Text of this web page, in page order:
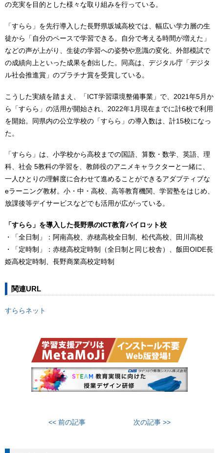
の充実を目的とした様々な取り組みを行っている。
「すらら」を先行導入した長野県坂城高校では、幅広い学力層の生
徒から「自分のペースで学習できる。自分で考える時間が増えた」
などの声が上がり、生徒の学習への姿勢や意識の変化、外部模試で
の成績向上といった成果を創出した。同高は、デジタル庁「デジタ
ル社会推進賞」のプラチナ賞を受賞している。
こうした実績を踏まえ、「ICT学習環境整備事業」で、2021年5月か
ら「すらら」の活用が開始され、2022年1月現在までに計6校で利用
を開始。同県内の公立学校の「すらら」の導入数は、計15校になっ
た。
「すらら」は、小学校から高校までの国語、算数・数学、英語、理
科、社会 5教科の学習を、教師役のアニメキャラクターと一緒に、
一人ひとりの理解度に合わせて進めることができるアダプティブな
eラーニング教材。小・中・高校、高等教育機関、学習塾をはじめ、
放課後等デイサービスなどでも活用が広がっている。
「すらら」を導入した長野県のICT教育パイロット校
・「全日制」：阿南高校、赤穂高校全日制、松代高校、田川高校
・「定時制」：赤穂高校定時制（全日制と同じ校舎）、飯田OIDE長
姫高校定時制、長野商業高校定時制
関連URL
すららネット
<< 前の記事 次の記事 >>